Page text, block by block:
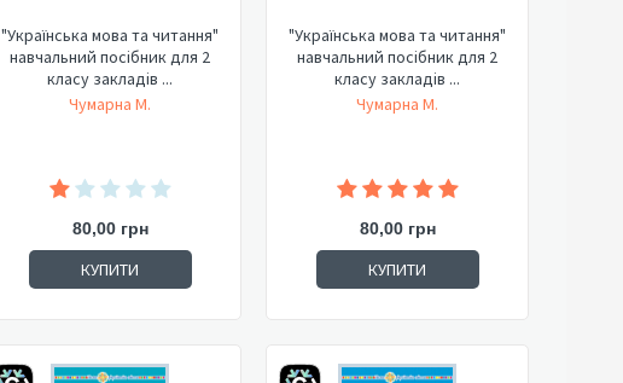
"Українська мова та читання"
навчальний посібник для 2
класу закладів ...
Чумарна М.
80,00 грн
КУПИТИ
"Українська мова та читання"
навчальний посібник для 2
класу закладів ...
Чумарна М.
80,00 грн
КУПИТИ